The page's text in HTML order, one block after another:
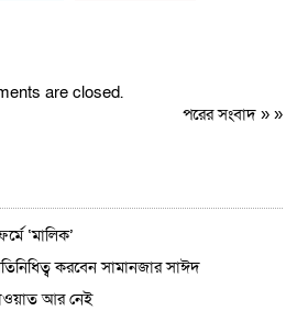
are closed.
পরের সংবাদ» »
‘মালিক’
করবেন সামানজার সাঈদ
আর নেই